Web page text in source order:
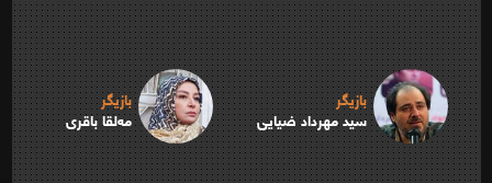
بازیگر
سید مهرداد ضیایی
بازیگر
مه‌لقا باقری